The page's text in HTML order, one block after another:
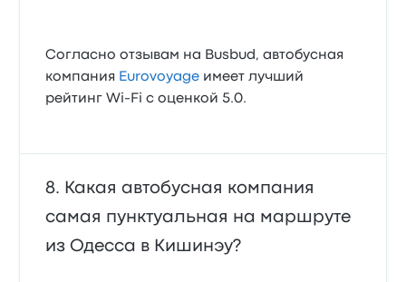
Согласно отзывам на Busbud, автобусная
компания Eurovoyage имеет лучший
рейтинг Wi‑Fi с оценкой 5.0.
Какая автобусная компания
самая пунктуальная на маршруте
из Одесса в Кишинэу?